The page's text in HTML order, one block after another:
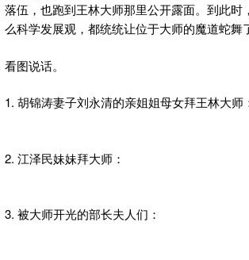
落伍，也跑到王林大师那里公开露面。到此时
么科学发展观，都统统让位于大师的魔道蛇舞
看图说话。
1. 胡锦涛妻子刘永清的亲姐姐母女拜王林大师
2. 江泽民妹妹拜大师：
3. 被大师开光的部长夫人们：